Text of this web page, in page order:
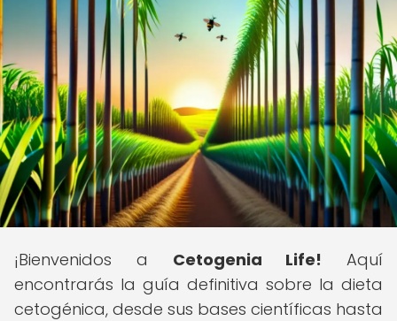
¡Bienvenidos a Cetogenia Life! Aquí
encontrarás la guía definitiva sobre la dieta
cetogénica, desde sus bases científicas hasta